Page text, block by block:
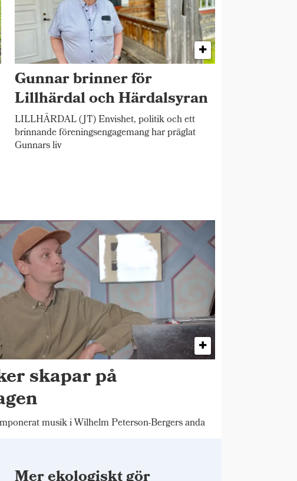
Gunnar brinner för
Lillhärdal och Härdalsyran
LILLHÄRDAL (JT) Envishet, politik och ett
brinnande föreningsengagemang har präglat
Gunnars liv
skapar på
musik i Wilhelm Peterson-Bergers anda